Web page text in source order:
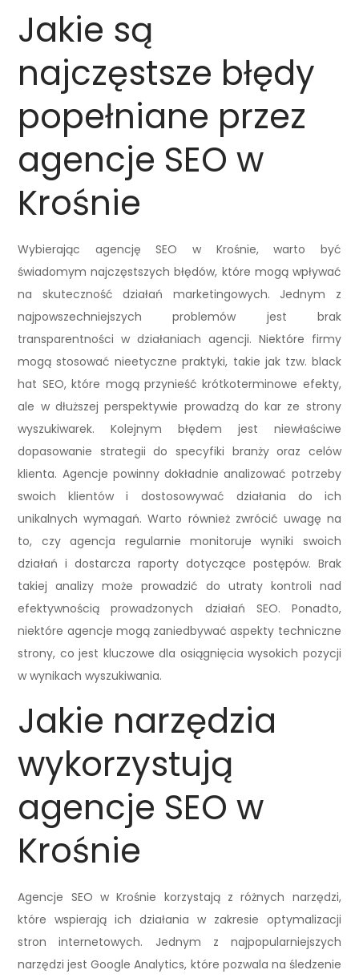
Jakie są
najczęstsze błędy
popełniane przez
agencje SEO w
Krośnie
Wybierając agencję SEO w Krośnie, warto być
świadomym najczęstszych błędów, które mogą wpływać
na skuteczność działań marketingowych. Jednym z
najpowszechniejszych problemów jest brak
transparentności w działaniach agencji. Niektóre firmy
mogą stosować nieetyczne praktyki, takie jak tzw. black
hat SEO, które mogą przynieść krótkoterminowe efekty,
ale w dłuższej perspektywie prowadzą do kar ze strony
wyszukiwarek. Kolejnym błędem jest niewłaściwe
dopasowanie strategii do specyfiki branży oraz celów
klienta. Agencje powinny dokładnie analizować potrzeby
swoich klientów i dostosowywać działania do ich
unikalnych wymagań. Warto również zwrócić uwagę na
to, czy agencja regularnie monitoruje wyniki swoich
działań i dostarcza raporty dotyczące postępów. Brak
takiej analizy może prowadzić do utraty kontroli nad
efektywnością prowadzonych działań SEO. Ponadto,
niektóre agencje mogą zaniedbywać aspekty techniczne
strony, co jest kluczowe dla osiągnięcia wysokich pozycji
w wynikach wyszukiwania.
Jakie narzędzia
wykorzystują
agencje SEO w
Krośnie
Agencje SEO w Krośnie korzystają z różnych narzędzi,
które wspierają ich działania w zakresie optymalizacji
stron internetowych. Jednym z najpopularniejszych
narzędzi jest Google Analytics, które pozwala na śledzenie